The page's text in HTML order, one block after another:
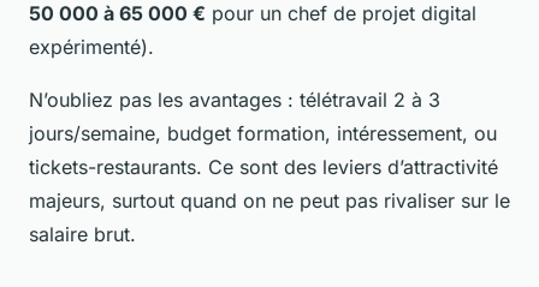
50 000 à 65 000 € pour un chef de projet digital
expérimenté).
N’oubliez pas les avantages : télétravail 2 à 3
jours/semaine, budget formation, intéressement, ou
tickets-restaurants. Ce sont des leviers d’attractivité
majeurs, surtout quand on ne peut pas rivaliser sur le
salaire brut.